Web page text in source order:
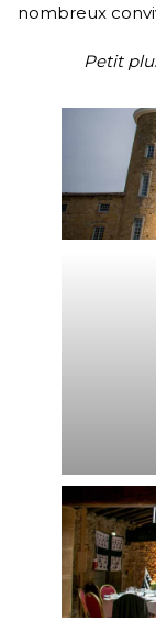
nombreux
Petit